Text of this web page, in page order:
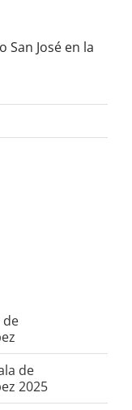
José en la
de
de
2025